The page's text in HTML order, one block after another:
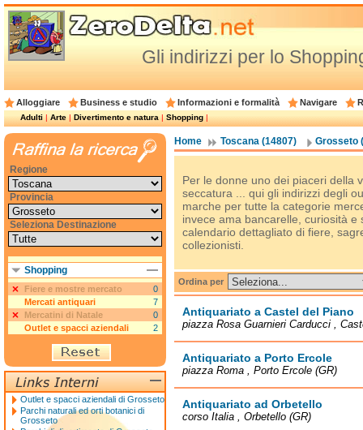
Gli indirizzi per lo
Alloggiare Business e studio Informazioni e formalità Navigare
Adulti|Arte|Divertimento e natura|Shopping|
Home Toscana (14807) Grosseto
Per le donne uno dei piaceri della
seccatura ... qui gli indirizzi degli
marche per tutte la categorie
invece ama bancarelle, curiosità
calendario dettagliato di fiere,
collezionisti.
Ordina per
Antiquariato a Castel del Piano
piazza Rosa Guarnieri Carducci ,
Antiquariato a Porto Ercole
piazza Roma , Porto Ercole (GR)
Antiquariato ad Orbetello
corso Italia , Orbetello (GR)
Regione
Provincia
Seleziona Destinazione
Shopping
Fiere e mostre mercato
0
Mercati antiquari
7
Mercatini di Natale
0
Outlet e spacci aziendali
2
Outlet e spacci aziendali di Grosseto
Parchi naturali ed orti botanici di
Grosseto